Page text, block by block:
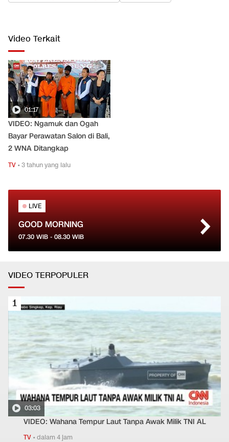
Video Terkait
01:17
VIDEO: Ngamuk dan Ogah
Bayar Perawatan Salon di Bali,
2 WNA Ditangkap
TV •3 tahun yang lalu
LIVE
GOOD MORNING
07.30 WIB - 08.30 WIB
VIDEO TERPOPULER
1
03:03
VIDEO: Wahana Tempur Laut Tanpa Awak Milik TNI AL
TV•dalam 4 jam